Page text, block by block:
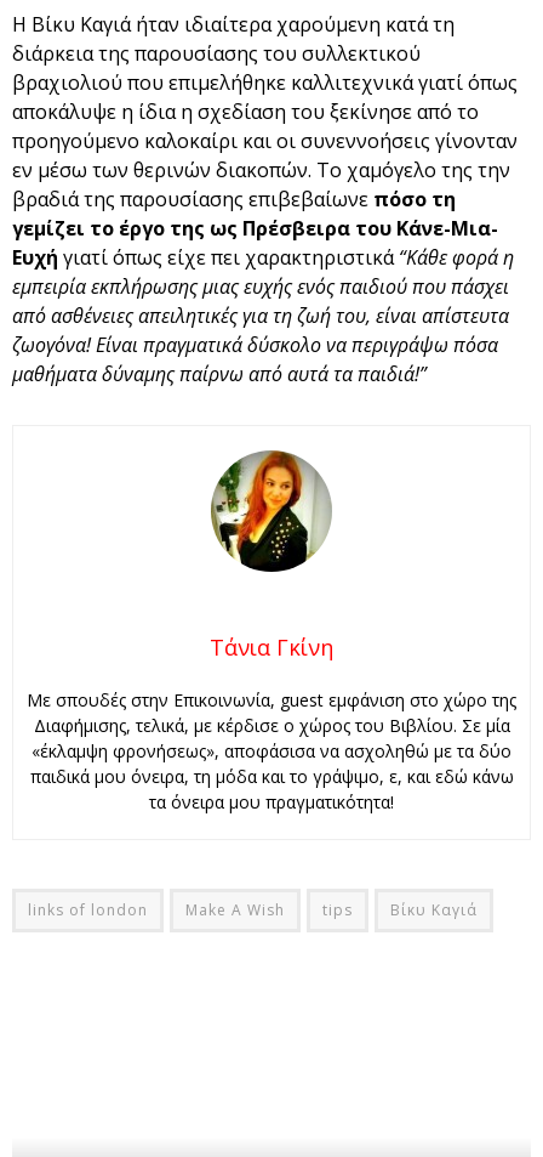
Η Βίκυ Καγιά ήταν ιδιαίτερα χαρούμενη κατά τη
διάρκεια της παρουσίασης του συλλεκτικού
βραχιολιού που επιμελήθηκε καλλιτεχνικά γιατί όπως
αποκάλυψε η ίδια η σχεδίαση του ξεκίνησε από το
προηγούμενο καλοκαίρι και οι συνεννοήσεις γίνονταν
εν μέσω των θερινών διακοπών. Το χαμόγελο της την
βραδιά της παρουσίασης επιβεβαίωνε πόσο τη
γεμίζει το έργο της ως Πρέσβειρα του Κάνε-Μια-
Ευχή γιατί όπως είχε πει χαρακτηριστικά“Κάθε φορά η
εμπειρία εκπλήρωσης μιας ευχής ενός παιδιού που πάσχει
από ασθένειες απειλητικές για τη ζωή του, είναι απίστευτα
ζωογόνα! Είναι πραγματικά δύσκολο να περιγράψω πόσα
μαθήματα δύναμης παίρνω από αυτά τα παιδιά!”
Τάνια Γκίνη
Με σπουδές στην Επικοινωνία, guest εμφάνιση στο χώρο της
Διαφήμισης, τελικά, με κέρδισε ο χώρος του Βιβλίου. Σε μία
«έκλαμψη φρονήσεως», αποφάσισα να ασχοληθώ με τα δύο
παιδικά μου όνειρα, τη μόδα και το γράψιμο, ε, και εδώ κάνω
τα όνειρα μου πραγματικότητα!
links of london Make A Wish tips Βίκυ Καγιά